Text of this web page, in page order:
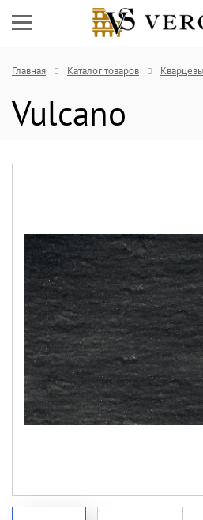
Главная Каталог товаров
Vulcano